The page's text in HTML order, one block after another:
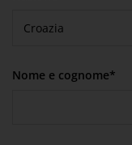
Croazia
Nome e cognome*